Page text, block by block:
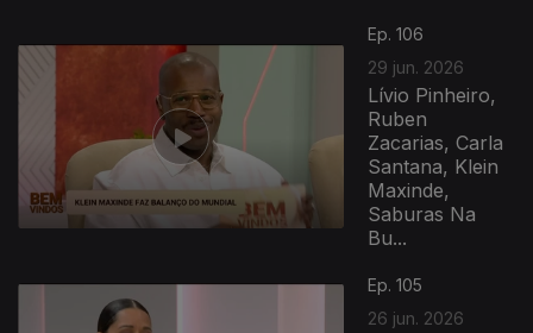
Ep. 106
29 jun. 2026
Lívio Pinheiro,
Ruben
Zacarias, Carla
Santana, Klein
Maxinde,
Saburas Na
Bu...
Ep. 105
26 jun. 2026